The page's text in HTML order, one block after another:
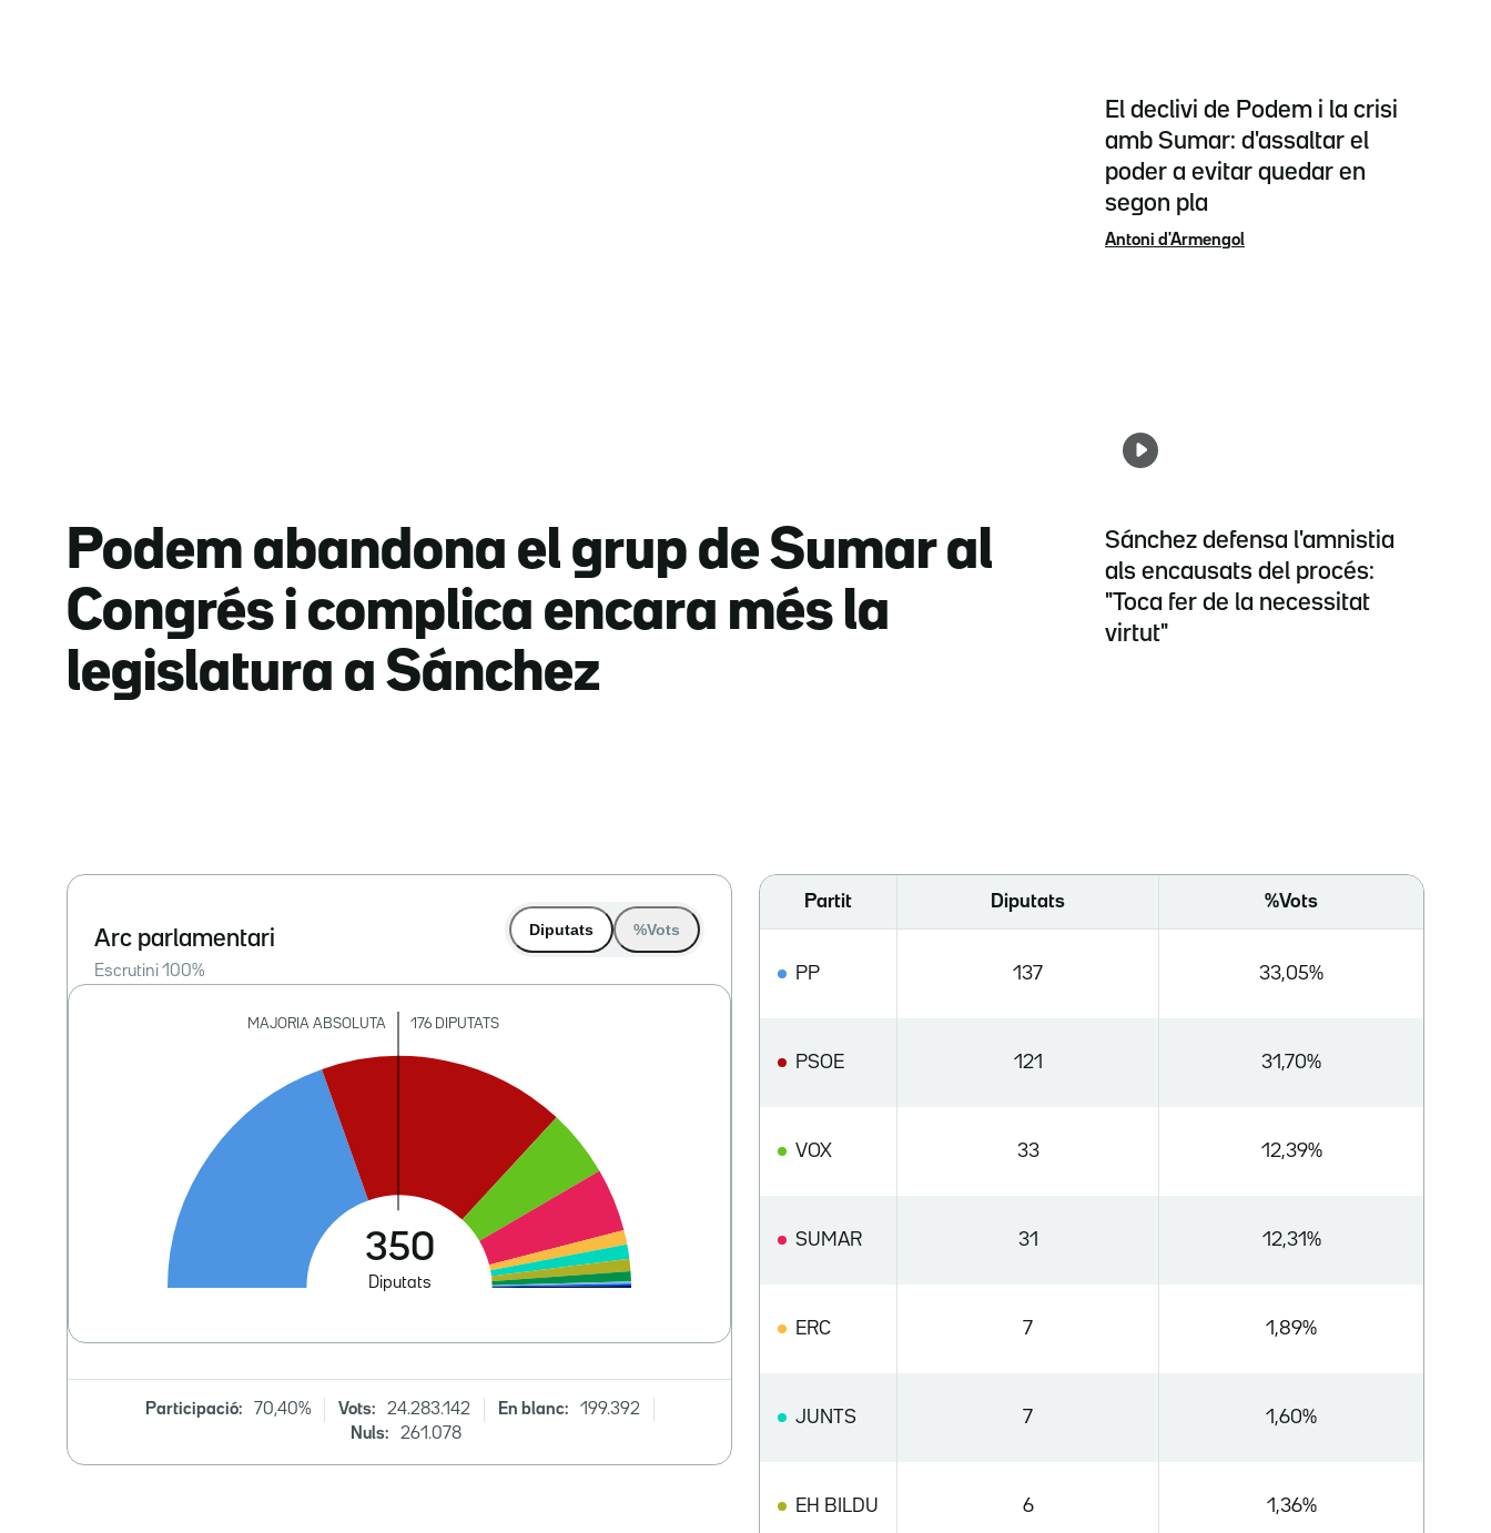
Podem abandona el grup de Sumar al
Congrés i complica encara més la
legislatura a Sánchez
El declivi de Podem i la crisi
amb Sumar: d'assaltar el
poder a evitar quedar en
segon pla
Antoni d'Armengol
Sánchez defensa l'amnistia
als encausats del procés:
"Toca fer de la necessitat
virtut"
Arc parlamentari
Escrutini 100%
Diputats %Vots
Participació: 70,40% Vots: 24.283.142 En blanc:
199.392
Nuls:
261.078
Partit Diputats %Vots
PP 137 33,05%
PSOE 121 31,70%
VOX 33 12,39%
SUMAR 31 12,31%
ERC 7 1,89%
JUNTS 7 1,60%
EH BILDU 6 1,36%